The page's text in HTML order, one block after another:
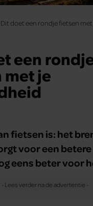
Dit doet een rondje fietsen
een
met je
fietsen is: het
voor een
eens beter voor